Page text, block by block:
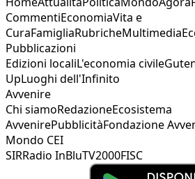
CommentiEconomiaVita e
CuraFamigliaRubricheMultimedia
Pubblicazioni
Edizioni localiL'economia civile
UpLuoghi dell'Infinito
Avvenire
Chi siamoRedazioneEcosistema
AvvenirePubblicitàFondazione
Mondo CEI
SIRRadio InBluTV2000FISC